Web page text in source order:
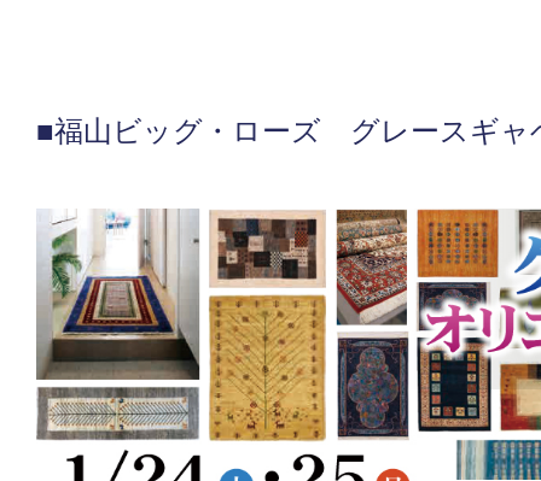
■福山ビッグ・ローズ グレースギ